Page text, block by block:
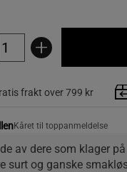
frakt over 799 kr
Kåret til toppanmeldelse
av dere som klager
surt og ganske